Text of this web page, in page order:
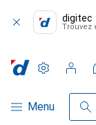
digitec
Trouvez
Navigation par
Menu
Paramètres
Compte
Listes de
Listes
Panier